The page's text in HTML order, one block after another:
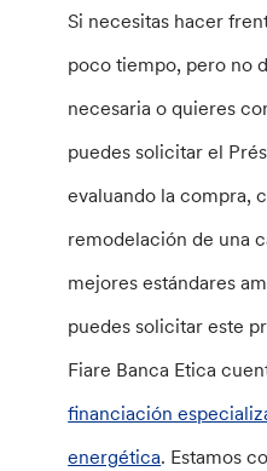
Si necesitas hacer
poco tiempo, pero no
necesaria o quieres
puedes solicitar el
evaluando la compra,
remodelación de una
mejores estándares
puedes solicitar este
Fiare Banca Etica
financiación
energética. Estamos